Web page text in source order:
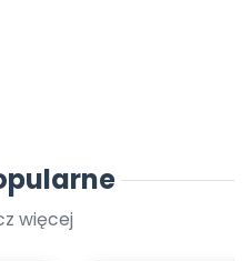
więcej